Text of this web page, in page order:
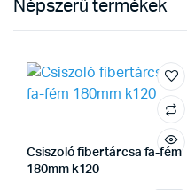
Népszerű termékek
Csiszoló fibertárcsa fa-fém
180mm k120